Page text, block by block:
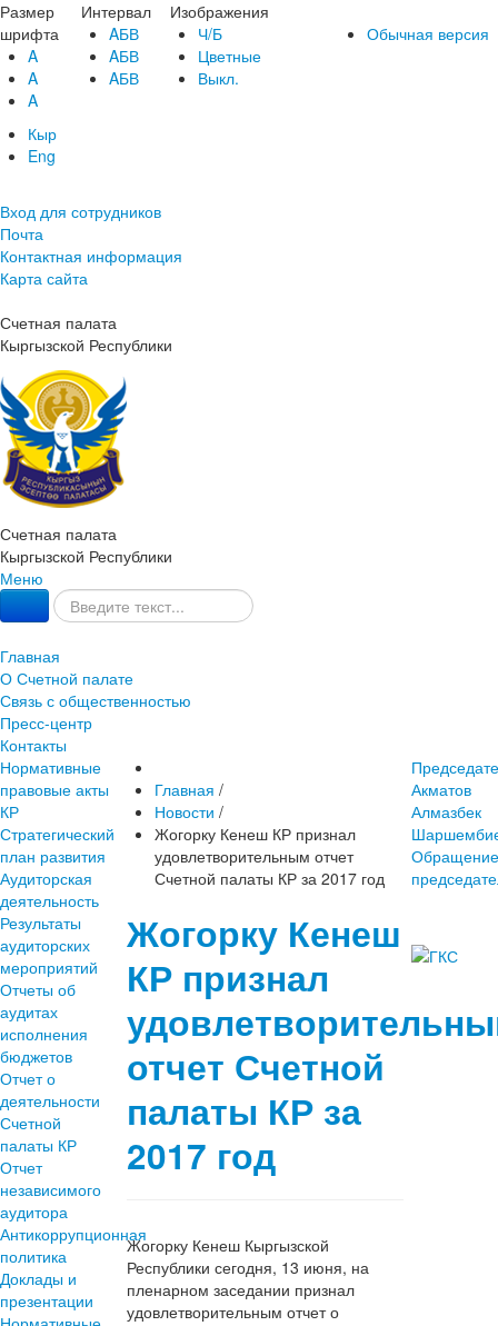
Размер
шрифта
A
A
A
Интервал
AБВ
AБВ
AБВ
Изображения
Ч/Б
Цветные
Выкл.
Обычная версия
Кыр
Eng
Вход для сотрудников
Почта
Контактная информация
Карта сайта
Счетная палата
Кыргызской Республики
Счетная палата
Кыргызской Республики
Меню
Главная
О Счетной палате
Связь с общественностью
Пресс-центр
Контакты
Нормативные
правовые акты
КР
Стратегический
план развития
Аудиторская
деятельность
Результаты
аудиторских
мероприятий
Отчеты об
аудитах
исполнения
бюджетов
Отчет о
деятельности
Счетной
палаты КР
Отчет
независимого
аудитора
Антикоррупционная
политика
Доклады и
презентации
Главная /
Новости /
Жогорку Кенеш КР признал
удовлетворительным отчет
Счетной палаты КР за 2017 год
Жогорку Кенеш
КР признал
отчет Счетной
палаты КР за
2017 год
Жогорку Кенеш Кыргызской
Республики сегодня, 13 июня, на
пленарном заседании признал
удовлетворительным отчет о
Акматов
Алмазбек
Обращение